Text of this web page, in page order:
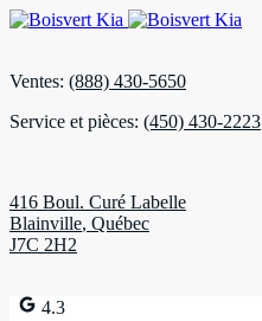
Ventes: (888) 430-5650
Service et pièces: (450) 430-2223
416 Boul. Curé Labelle
Blainville, Québec
J7C 2H2
4.3